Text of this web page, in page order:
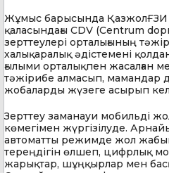
Жұмыс барысында
қаласындағы CDV (Centrum
зерттеулері орталығының
халықаралық әдістемені
ғылыми орталықпен жасалған
тәжірибе алмасып, мамандар
жобаларды жүзеге асырып
Зерттеу заманауи мобильді
көмегімен жүргізілуде.
автоматты режимде жол
тереңдігін өлшеп, цифрлық
жарықтар, шұңқырлар мен